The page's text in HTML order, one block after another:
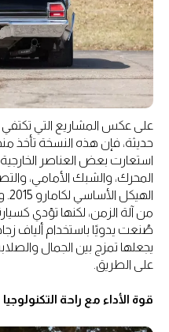
على عكس المشاريع التي
حديثة، فإن هذه النسخة تأخذ
المحرك، والشبك الأمامي،
من آلة الزمن، لكنها تؤدي
صُنعت يدويًا باستخدام ألياف
يجعلها تمزج بين الجمال
على الطريق.
قوة الأداء مع راحة التكنولوجيا